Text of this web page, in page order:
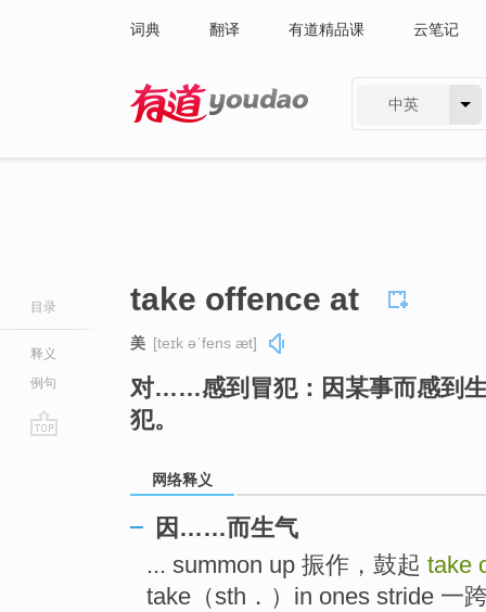
词典 翻译 有道精品课 云笔记
中英
目录
释义
例句
take offence at
美 [teɪk əˈfens æt]
对……感到冒犯：因某事而感到
犯。
网络释义
因……而生气
... summon up 振作，鼓起 take
take（sth．）in ones stride 一